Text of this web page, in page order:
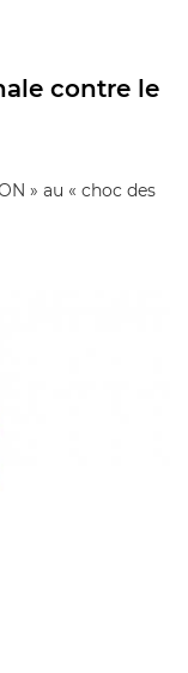
contre le
» au « choc des